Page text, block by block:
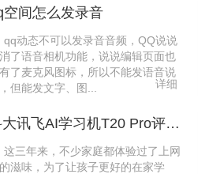
空间怎么发录音
qq动态不可以发录音音频，QQ说说
了语音相机功能，说说编辑页面也
了麦克风图标，所以不能发语音说
但能发文字、图...
详细
科大讯飞AI学习机T20 Pro评测：孩子的AI贴身家教
这三年来，不少家庭都体验过了上网
滋味，为了让孩子更好的在家学